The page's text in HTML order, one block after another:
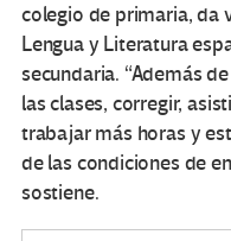
colegio de primaria, da
Lengua y Literatura
secundaria. “Además
las clases, corregir,
trabajar más horas y
de las condiciones de
sostiene.